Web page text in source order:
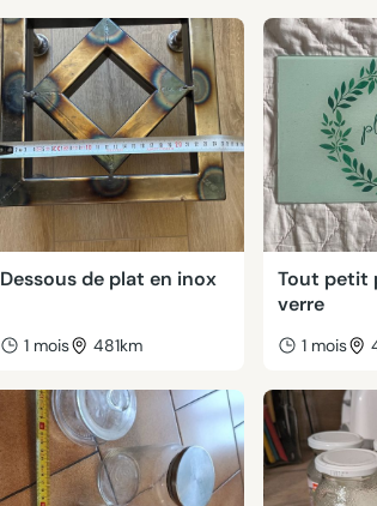
Dessous de plat en inox
1 mois 481km
Tout petit
verre
1 mois